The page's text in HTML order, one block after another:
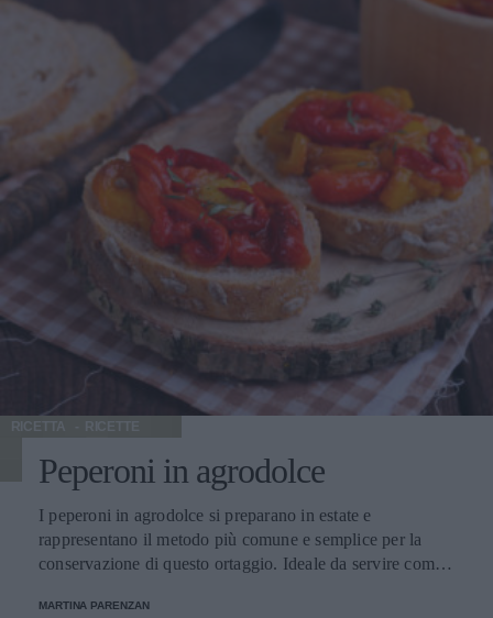
carne e legumi. Per realizzare una torta perfetta utilizzate
patate vecchie e con poco amido in modo che non siano
troppo acquose. Preparazione Gateau di patate Lessate le
patate con la buccia in acqua salata quindi fatele intiepidire
e sbucciatele. In una ciotola capiente unite le patate
schiacciate, le uova, il parmigiano grattugiato, la
mozzarella e il prosciutto tagliati a dadini. Insaporite con
una grattugiata di noce moscata e una macinata di pepe.
Aggiustate di sale e amalgamate bene. Ungete con metà
del burro una pirofila in ceramica quindi spolverizzatela
con metà del pangrattato. Eliminate quello in eccesso e
versate dentro il composto di patate. Compattate premendo
con un cucchiaio e cospargete sulla superficie altro
pangrattato. Coprite con riccioli di burro e infornate a 180
°C per mezz'ora finché non si sarà formata una crosticina
dorata sulla superficie. Fate intiepidire leggermente prima
RICETTA
Peperoni in agrodolce
I peperoni in agrodolce si preparano in estate e
rappresentano il metodo più comune e semplice per la
conservazione di questo ortaggio. Ideale da servire come
peperoni sono poco calorici e si possono realizzare
MARTINA PARENZAN